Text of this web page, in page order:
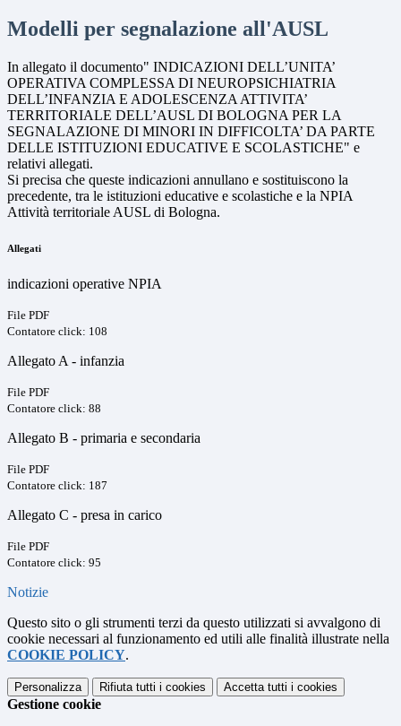
Modelli per segnalazione all'AUSL
In allegato il documento" INDICAZIONI DELL’UNITA’
OPERATIVA COMPLESSA DI NEUROPSICHIATRIA
DELL’INFANZIA E ADOLESCENZA ATTIVITA’
TERRITORIALE DELL’AUSL DI BOLOGNA PER LA
SEGNALAZIONE DI MINORI IN DIFFICOLTA’ DA PARTE
DELLE ISTITUZIONI EDUCATIVE E SCOLASTICHE" e
relativi allegati.
Si precisa che queste indicazioni annullano e sostituiscono la
precedente, tra le istituzioni educative e scolastiche e la NPIA
Attività territoriale AUSL di Bologna.
Allegati
indicazioni operative NPIA
File PDF
Contatore click: 108
Allegato A - infanzia
File PDF
Contatore click: 88
Allegato B - primaria e secondaria
File PDF
Contatore click: 187
Allegato C - presa in carico
File PDF
Contatore click: 95
Notizie
Questo sito o gli strumenti terzi da questo utilizzati si avvalgono di
cookie necessari al funzionamento ed utili alle finalità illustrate nella
COOKIE POLICY.
Personalizza Rifiuta tutti i cookies Accetta tutti i cookies
Gestione cookie